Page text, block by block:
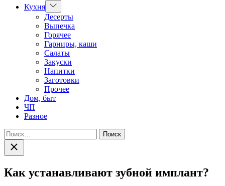
Кухня Показать
подменю
Десерты
Выпечка
Горячее
Гарниры, каши
Салаты
Закуски
Напитки
Заготовки
Прочее
Дом, быт
ЧП
Разное
Найти:
Закрыть
поиск
Как устанавливают зубной имплант?